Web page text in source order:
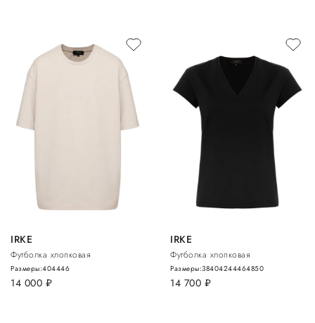
IRKE
Футболка хлопковая
14 000 руб.
Размеры:404446
IRKE
Футболка хлопковая
14 700 руб.
Размеры:38404244464850